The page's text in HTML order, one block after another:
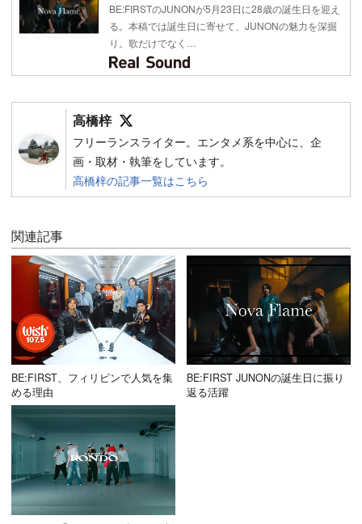
BE:FIRSTのJUNONが5月23日に28歳の誕生日を迎え
る。本稿では誕生日に寄せて、JUNONの魅力を深掘
り。歌だけでなく…
高橋梓
フリーランスライター。エンタメ系を中心に、企
画・取材・執筆をしています。
高橋梓の記事一覧はこちら
関連記事
BE:FIRST、フィリピンで人気を集
める理由
BE:FIRST JUNONの誕生日に振り
返る活躍